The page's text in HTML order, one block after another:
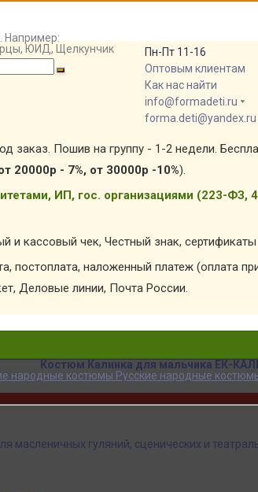
Например:
ЮИД, Щелкунчик
Пн-Пт 11-16
Оптовым клиентам
Как нас найти
info@formadeti.ru
forma.deti@yandex.ru
заказ. Пошив на группу - 1-2 недели.
20000р - 7%, от 30000р -10%).
ИП, гос. организациями (223-ФЗ,
и кассовый чек, Честный знак,
постоплата, наложенный платеж (оплата
Деловые линии, Почта России.
Костюм Калинка для мальчика ЕК-
народные костюмы Русские народные
масленичных гуляний, сценических и